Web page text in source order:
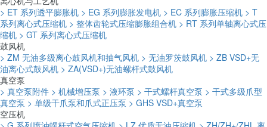
> ET 系列透平膨胀机 > EG 系列膨胀发电机 > EC 系列膨胀压缩机 > T
系列离心式压缩机 > 整体齿轮式压缩膨胀组合机 > RT 系列单轴离心式压
缩机 > GT 系列离心式压缩机
鼓风机
> ZM 无油多级离心鼓风机和抽气风机 > 无油罗茨鼓风机 > ZB VSD+无
油离心式鼓风机 > ZA(VSD+)无油螺杆式鼓风机
真空泵
> 真空泵附件 > 机械增压泵 > 液环泵 > 干式螺杆真空泵 > 干式多级爪型
真空泵 > 单级干爪泵和爪式正压泵 > GHS VSD+真空泵
空压机